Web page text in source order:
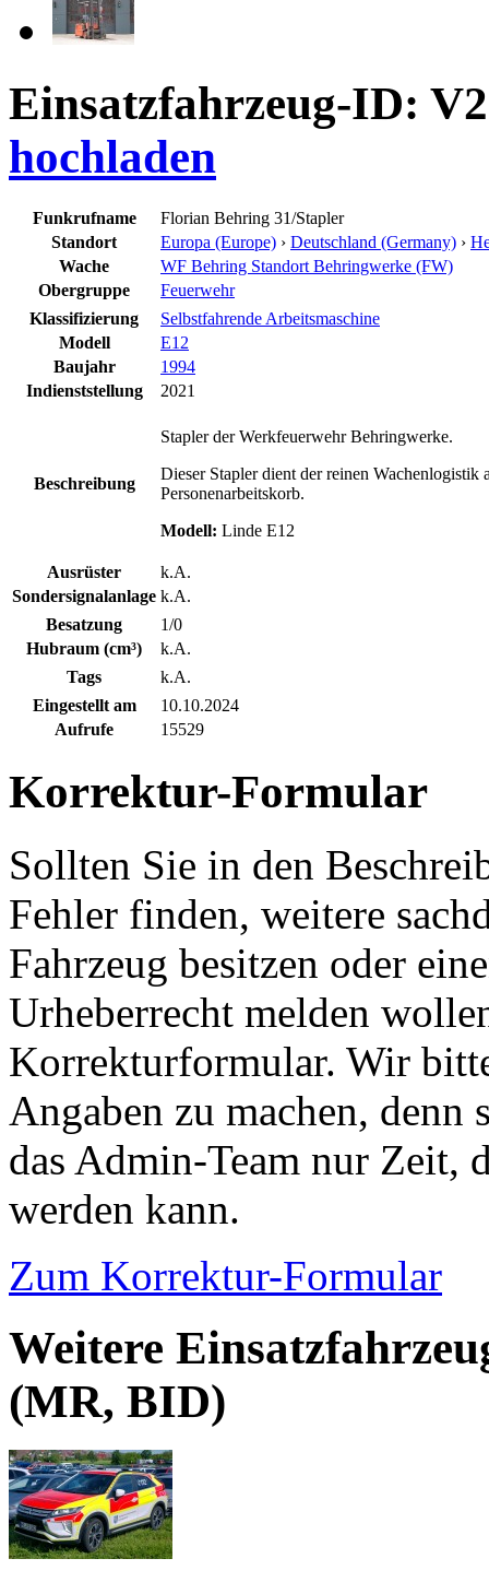
Einsatzfahrzeug-ID:
hochladen
Funkrufname
Florian Behring 31/Stapler
Standort
Europa (Europe) › Deutschland (Germany) ›
Wache
WF Behring Standort Behringwerke (FW)
Obergruppe
Feuerwehr
Klassifizierung
Selbstfahrende Arbeitsmaschine
Modell
E12
Baujahr
1994
Indienststellung
2021
Beschreibung
Stapler der Werkfeuerwehr Behringwerke.
Dieser Stapler dient der reinen Wachenlogistik
Personenarbeitskorb.
Modell: Linde E12
Ausrüster
k.A.
Sondersignalanlage k.A.
Besatzung
1/0
Hubraum (cm³)
k.A.
Tags
k.A.
Eingestellt am
10.10.2024
Aufrufe
15529
Korrektur-Formular
Sollten Sie in den
Fehler finden, weitere
Fahrzeug besitzen oder
Urheberrecht melden
Korrekturformular. Wir
Angaben zu machen,
das Admin-Team nur Zeit,
werden kann.
Zum Korrektur-Formular
Weitere
(MR, BID)